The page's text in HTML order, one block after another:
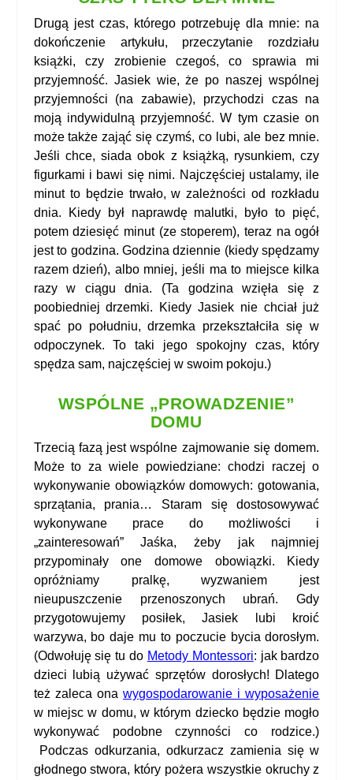
Drugą jest czas, którego potrzebuję dla mnie: na
dokończenie artykułu, przeczytanie rozdziału
książki, czy zrobienie czegoś, co sprawia mi
przyjemność. Jasiek wie, że po naszej wspólnej
przyjemności (na zabawie), przychodzi czas na
moją indywidulną przyjemność. W tym czasie on
może także zająć się czymś, co lubi, ale bez mnie.
Jeśli chce, siada obok z książką, rysunkiem, czy
figurkami i bawi się nimi. Najczęściej ustalamy, ile
minut to będzie trwało, w zależności od rozkładu
dnia. Kiedy był naprawdę malutki, było to pięć,
potem dziesięć minut (ze stoperem), teraz na ogół
jest to godzina. Godzina dziennie (kiedy spędzamy
razem dzień), albo mniej, jeśli ma to miejsce kilka
razy w ciągu dnia. (Ta godzina wzięła się z
poobiedniej drzemki. Kiedy Jasiek nie chciał już
spać po południu, drzemka przekształciła się w
odpoczynek. To taki jego spokojny czas, który
spędza sam, najczęściej w swoim pokoju.)
WSPÓLNE „PROWADZENIE”
DOMU
Trzecią fazą jest wspólne zajmowanie się domem.
Może to za wiele powiedziane: chodzi raczej o
wykonywanie obowiązków domowych: gotowania,
sprzątania, prania… Staram się dostosowywać
wykonywane prace do możliwości i
„zainteresowań” Jaśka, żeby jak najmniej
przypominały one domowe obowiązki. Kiedy
opróżniamy pralkę, wyzwaniem jest
nieupuszczenie przenoszonych ubrań. Gdy
przygotowujemy posiłek, Jasiek lubi kroić
warzywa, bo daje mu to poczucie bycia dorosłym.
(Odwołuję się tu do Metody Montessori: jak bardzo
dzieci lubią używać sprzętów dorosłych! Dlatego
też zaleca onawygospodarowanie i wyposażenie
w miejsc w domu, w którym dziecko będzie mogło
wykonywać podobne czynności co rodzice.)
Podczas odkurzania, odkurzacz zamienia się w
głodnego stwora, który pożera wszystkie okruchy z